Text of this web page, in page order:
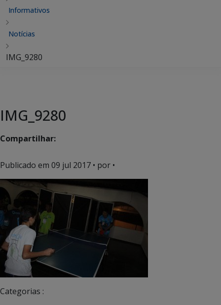
Informativos
Notícias
IMG_9280
IMG_9280
Compartilhar:
Publicado em 09 jul 2017 • por •
Categorias :